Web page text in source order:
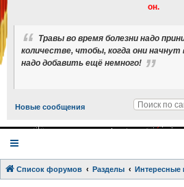
он.
Травы во время болезни надо
количестве, чтобы, когда они
надо добавить ещё немного!
Новые сообщения
Список форумов Разделы Интересные